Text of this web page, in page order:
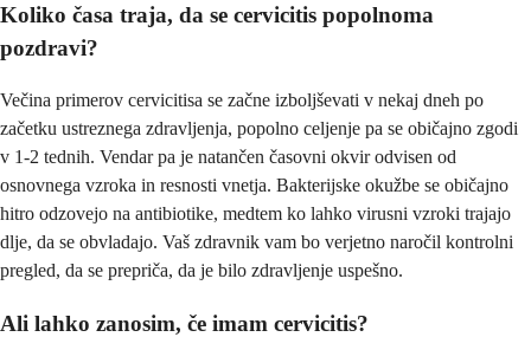
Koliko časa traja, da se cervicitis popolnoma
pozdravi?
Večina primerov cervicitisa se začne izboljševati v nekaj dneh po
začetku ustreznega zdravljenja, popolno celjenje pa se običajno zgodi
v 1-2 tednih. Vendar pa je natančen časovni okvir odvisen od
osnovnega vzroka in resnosti vnetja. Bakterijske okužbe se običajno
hitro odzovejo na antibiotike, medtem ko lahko virusni vzroki trajajo
dlje, da se obvladajo. Vaš zdravnik vam bo verjetno naročil kontrolni
pregled, da se prepriča, da je bilo zdravljenje uspešno.
Ali lahko zanosim, če imam cervicitis?